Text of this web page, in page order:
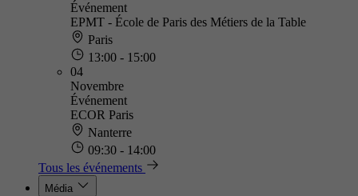
Événement
EPMT - École de Paris des Métiers de la Table
Paris
13:00 - 15:00
04
Novembre
Événement
ECOR Paris
Nanterre
09:30 - 14:00
Tous les événements
Média